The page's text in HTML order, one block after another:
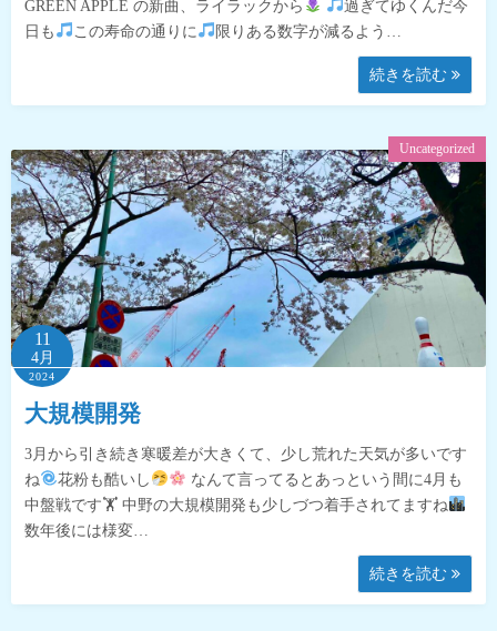
GREEN APPLE の新曲、ライラックから
過ぎてゆくんだ今
日も
この寿命の通りに 限りある数字が減るよう…
続きを読む
Uncategorized
11
4月
2024
大規模開発
3月から引き続き寒暖差が大きくて、少し荒れた天気が多いです
ね
花粉も酷いし
なんて言ってるとあっという間に4月も
中盤戦です🏋 中野の大規模開発も少しづつ着手されてますね
数年後には様変…
続きを読む